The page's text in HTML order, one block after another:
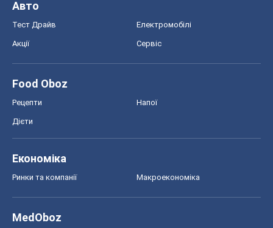
Авто
Тест Драйв Електромобілі
Акції Сервіс
Food Oboz
Рецепти Напої
Дієти
Економіка
Ринки та компанії Макроекономіка
MedOboz